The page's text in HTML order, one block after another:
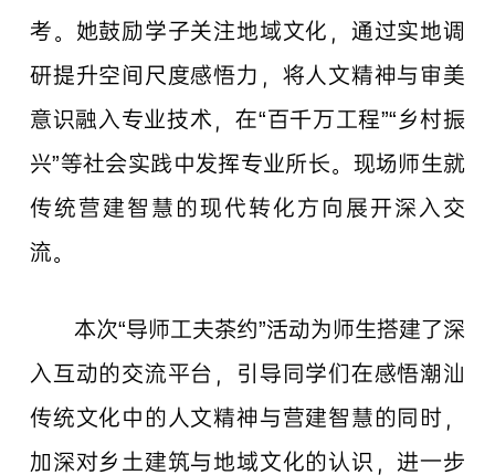
考。她鼓励学子关注地域文化，通过实地调
研提升空间尺度感悟力，将人文精神与审美
意识融入专业技术，在“百千万工程”“乡村振
兴”等社会实践中发挥专业所长。现场师生就
传统营建智慧的现代转化方向展开深入交
流。
本次“导师工夫茶约”活动为师生搭建了深
入互动的交流平台，引导同学们在感悟潮汕
传统文化中的人文精神与营建智慧的同时，
加深对乡土建筑与地域文化的认识，进一步